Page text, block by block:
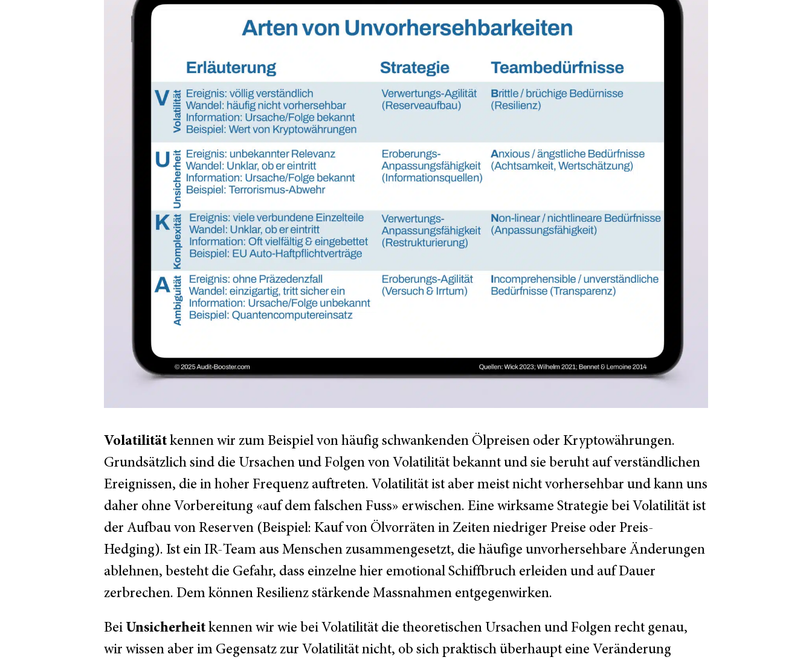
Volatilitätkennen wir zum Beispiel von häufig schwankenden Ölpreisen oder Kryptowährungen.
Grundsätzlich sind die Ursachen und Folgen von Volatilität bekannt und sie beruht auf verständlichen
Ereignissen, die in hoher Frequenz auftreten. Volatilität ist aber meist nicht vorhersehbar und kann uns
daher ohne Vorbereitung «auf dem falschen Fuss» erwischen. Eine wirksame Strategie bei Volatilität ist
der Aufbau von Reserven (Beispiel: Kauf von Ölvorräten in Zeiten niedriger Preise oder Preis-
Hedging). Ist ein IR-Team aus Menschen zusammengesetzt, die häufige unvorhersehbare Änderungen
ablehnen, besteht die Gefahr, dass einzelne hier emotional Schiffbruch erleiden und auf Dauer
zerbrechen. Dem können Resilienz stärkende Massnahmen entgegenwirken.
BeiUnsicherheitkennen wir wie bei Volatilität die theoretischen Ursachen und Folgen recht genau,
wir wissen aber im Gegensatz zur Volatilität nicht, ob sich praktisch überhaupt eine Veränderung